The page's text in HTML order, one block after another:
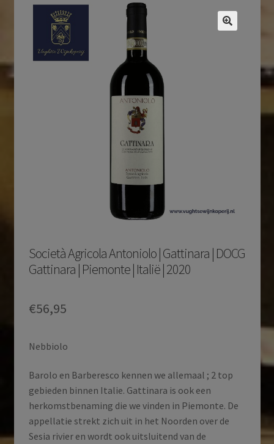
Società Agricola Antoniolo | Gattinara | DOCG
Gattinara | Piemonte | Italië | 2020
€56,95
Nebbiolo
Barolo en Barberesco kennen we allemaal ; 2 top
gebieden binnen Italie. Gattinara is ook een
herkomstbenaming die we vinden in Piemonte. De
appellatie strekt zich uit in het Noorden over de
Sesia rivier en wordt ook uitsluitend van de